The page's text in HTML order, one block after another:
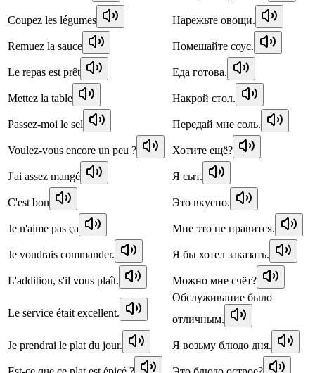
Coupez les légumes Нарежьте овощи.
Remuez la sauce Помешайте соус.
Le repas est prêt Еда готова.
Mettez la table Накрой стол.
Passez-moi le sel Передай мне соль.
Voulez-vous encore un peu ? Хотите ещё?
J'ai assez mangé Я сыт.
C'est bon Это вкусно.
Je n'aime pas ça Мне это не нравится.
Je voudrais commander. Я бы хотел заказать.
L'addition, s'il vous plaît. Можно мне счёт?
Le service était excellent.
Обслуживание было
отличным.
Je prendrai le plat du jour. Я возьму блюдо дня.